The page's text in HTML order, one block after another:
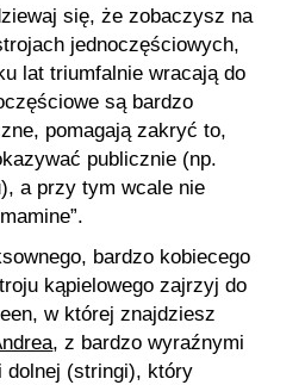
się, że zobaczysz na
jednoczęściowych,
lat triumfalnie wracają do
są bardzo
pomagają zakryć to,
publicznie (np.
a przy tym wcale nie
bardzo kobiecego
kąpielowego zajrzyj do
w której znajdziesz
, z bardzo wyraźnymi
(stringi), który